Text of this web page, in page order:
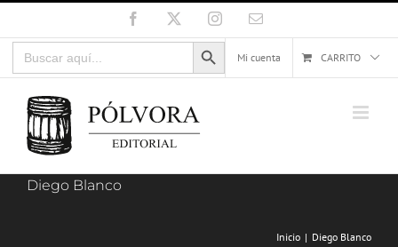
al
contenido
Facebook InstagramCorreo
Buscar:
Botón de búsqueda
Mi cuenta
CARRITO
Diego Blanco
Inicio Diego Blanco